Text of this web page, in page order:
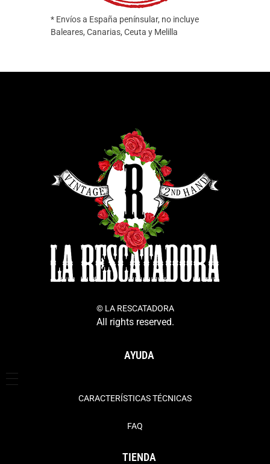
* Envíos a España penínsular, no incluye
Baleares, Canarias, Ceuta y Melilla
© LA RESCATADORA
All rights reserved.
AYUDA
CARACTERÍSTICAS TÉCNICAS
FAQ
TIENDA